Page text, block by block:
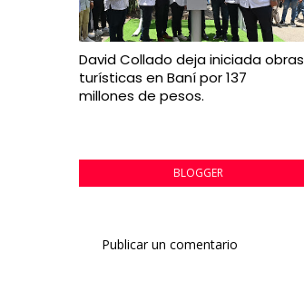
David Collado deja iniciada obras
turísticas en Baní por 137
millones de pesos.
BLOGGER
Publicar un comentario